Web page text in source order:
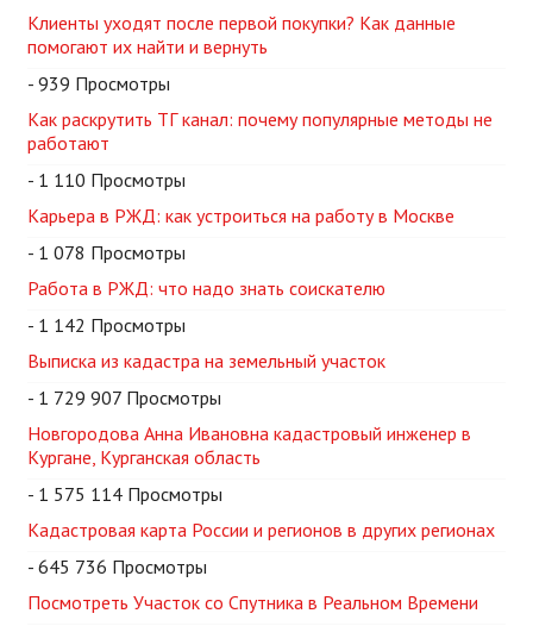
Клиенты уходят после первой покупки? Как данные
помогают их найти и вернуть
- 939 Просмотры
Как раскрутить ТГ канал: почему популярные методы не
работают
- 1 110 Просмотры
Карьера в РЖД: как устроиться на работу в Москве
- 1 078 Просмотры
Работа в РЖД: что надо знать соискателю
- 1 142 Просмотры
Выписка из кадастра на земельный участок
- 1 729 907 Просмотры
Новгородова Анна Ивановна кадастровый инженер в
Кургане, Курганская область
- 1 575 114 Просмотры
Кадастровая карта России и регионов в других регионах
- 645 736 Просмотры
Посмотреть Участок со Спутника в Реальном Времени